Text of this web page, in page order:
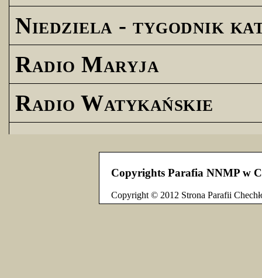
Niedziela - tygodnik
Radio Maryja
Radio Watykańskie
Copyrights Parafia NNMP w
Copyright © 2012 Strona Parafii